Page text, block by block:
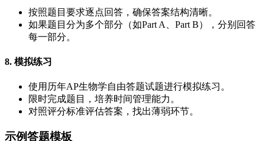
按照题目要求逐点回答，确保答案结构清晰。
如果题目分为多个部分（如Part A、Part B），分别回答
每一部分。
8. 模拟练习
使用历年AP生物学自由答题试题进行模拟练习。
限时完成题目，培养时间管理能力。
对照评分标准评估答案，找出薄弱环节。
示例答题模板